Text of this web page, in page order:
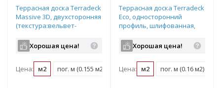
Террасная доска Terradeck
Massive 3D, двухсторонняя
(текстура:вельвет-
150*21*3000мм, цвет:
коричневый
Хорошая цена!
Цена: м2 пог. м (0.155 м2) шт (0.45 м2)
Террасная доска Terradeck
Eco, односторонний
профиль, шлифованная,
цвет: светло-коричневый
Хорошая цена!
Цена: м2 пог. м (0.16 м2)